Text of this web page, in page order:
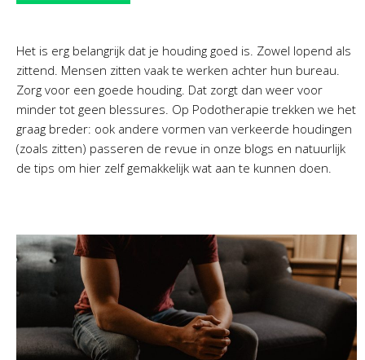
Het is erg belangrijk dat je houding goed is. Zowel lopend als
zittend. Mensen zitten vaak te werken achter hun bureau.
Zorg voor een goede houding. Dat zorgt dan weer voor
minder tot geen blessures. Op Podotherapie trekken we het
graag breder: ook andere vormen van verkeerde houdingen
(zoals zitten) passeren de revue in onze blogs en natuurlijk
de tips om hier zelf gemakkelijk wat aan te kunnen doen.